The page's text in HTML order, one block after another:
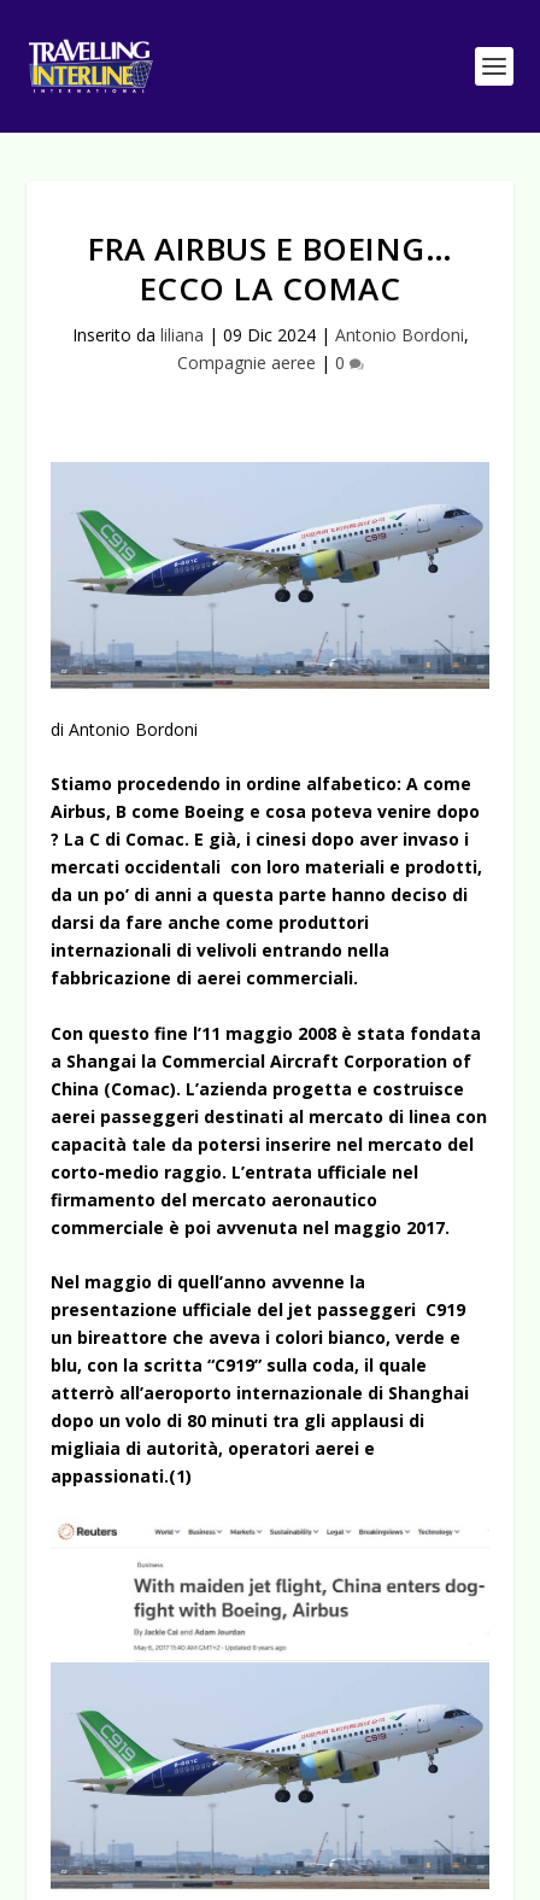
FRA AIRBUS E BOEING…
ECCO LA COMAC
Inserito da liliana | 09 Dic 2024| Antonio Bordoni,
Compagnie aeree | 0
di Antonio Bordoni
Stiamo procedendo in ordine alfabetico: A come
Airbus, B come Boeing e cosa poteva venire dopo
? La C di Comac. E già, i cinesi dopo aver invaso i
mercati occidentali con loro materiali e prodotti,
da un po’ di anni a questa parte hanno deciso di
darsi da fare anche come produttori
internazionali di velivoli entrando nella
fabbricazione di aerei commerciali.
Con questo fine l’11 maggio 2008 è stata fondata
a Shangai la Commercial Aircraft Corporation of
China (Comac). L’azienda progetta e costruisce
aerei passeggeri destinati al mercato di linea con
capacità tale da potersi inserire nel mercato del
corto-medio raggio. L’entrata ufficiale nel
firmamento del mercato aeronautico
commerciale è poi avvenuta nel maggio 2017.
Nel maggio di quell’anno avvenne la
presentazione ufficiale del jet passeggeri C919
un bireattore che aveva i colori bianco, verde e
blu, con la scritta “C919” sulla coda, il quale
atterrò all’aeroporto internazionale di Shanghai
dopo un volo di 80 minuti tra gli applausi di
migliaia di autorità, operatori aerei e
appassionati.(1)